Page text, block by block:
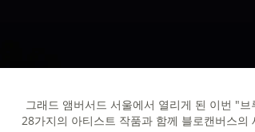
그래드 앰버서드 서울에서 열리게 된 이번 "
28가지의 아티스트 작품과 함께 블로캔버스